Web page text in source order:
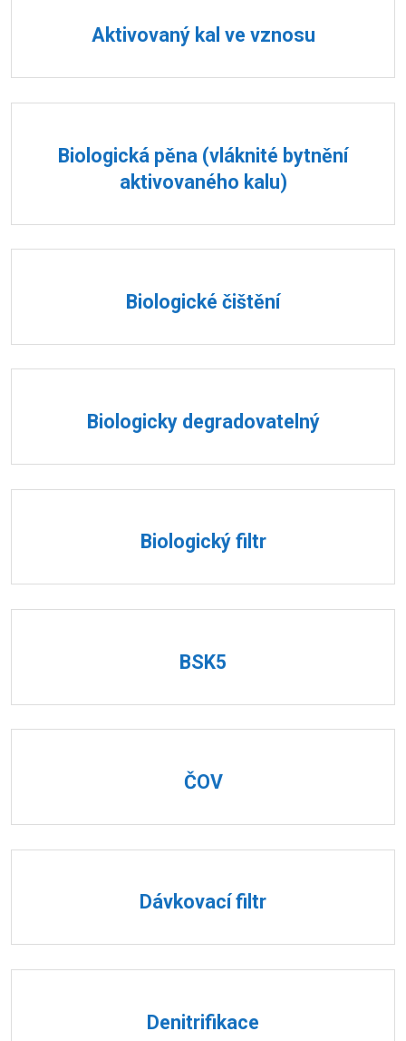
Aktivovaný kal ve vznosu
Biologická pěna (vláknité bytnění
aktivovaného kalu)
Biologické čištění
Biologicky degradovatelný
Biologický filtr
BSK5
ČOV
Dávkovací filtr
Denitrifikace